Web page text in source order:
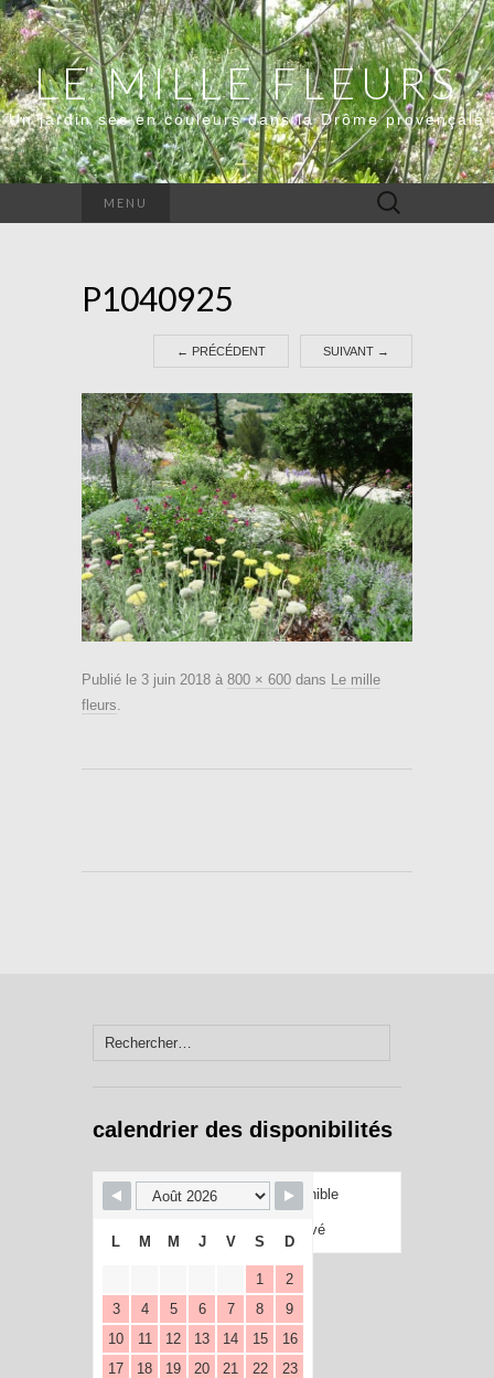
LE MILLE FLEURS
Un jardin sec en couleurs dans la Drôme provençale
MENU Rechercher :
P1040925
← PRÉCÉDENT SUIVANT →
Publié le 3 juin 2018 à 800 × 600 dans Le mille
fleurs.
Rechercher :
calendrier des disponibilités
Disponible
Réservé
L M M J V S D
1
2
3
4 5 6 7 8
9
10
11 12 13 14 15
16
17
18 19 20 21 22
23